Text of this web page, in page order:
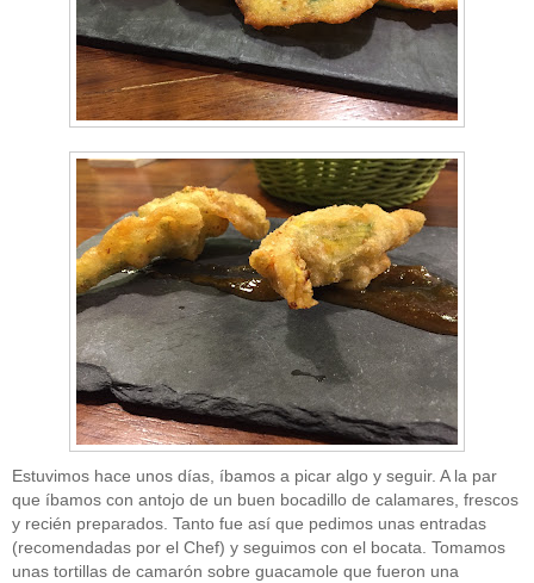
CATEGORÍAS
Sin categoría(207)
" ALT="RSS" /> SUSCRÍBETE
RSS - Entradas
Estuvimos hace unos días, íbamos a picar algo y seguir. A la par
que íbamos con antojo de un buen bocadillo de calamares, frescos
y recién preparados. Tanto fue así que pedimos unas entradas
(recomendadas por el Chef) y seguimos con el bocata. Tomamos
unas tortillas de camarón sobre guacamole que fueron una